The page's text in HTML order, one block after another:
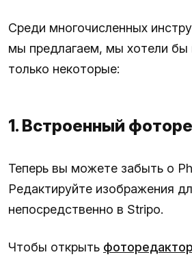
Среди многочисленных
мы предлагаем, мы хотели бы
только некоторые:
1. Встроенный
Теперь вы можете забыть о
Редактируйте изображения
непосредственно в Stripo.
Чтобы открыть фоторедактор